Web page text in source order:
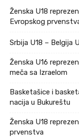
Ženska U18
Evropskog
Srbija U18 – Belgija
Ženska U16
meča sa Izraelom
Basketašice i
nacija u Bukureštu
Ženska U18
prvenstva